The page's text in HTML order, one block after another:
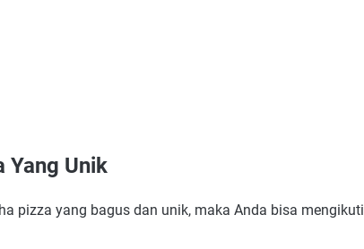
Yang Unik
pizza yang bagus dan unik, maka Anda bisa mengikuti